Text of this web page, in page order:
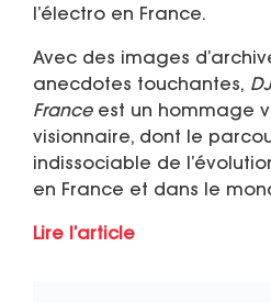
l’électro en France.
Avec des images
anecdotes touchantes,
Franceest un hommage
visionnaire, dont le
indissociable de
en France et dans le
Lire l’article